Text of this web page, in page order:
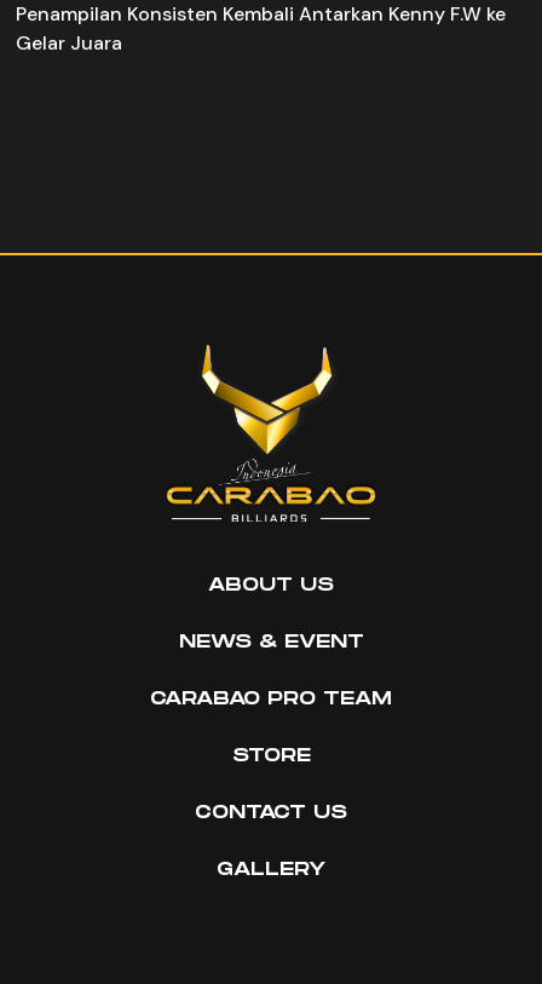
Penampilan Konsisten Kembali Antarkan Kenny F.W ke
Gelar Juara
ABOUT US
NEWS & EVENT
CARABAO PRO TEAM
STORE
CONTACT US
GALLERY